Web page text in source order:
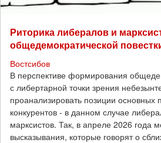
Риторика либералов и
общедемократической
Востсибов
В перспективе формирования
с либертарной точки зрения
проанализировать позиции основных
конкурентов - в данном случае
марксистов. Так, в апреле 2026 года
высказывания, которые говорят о